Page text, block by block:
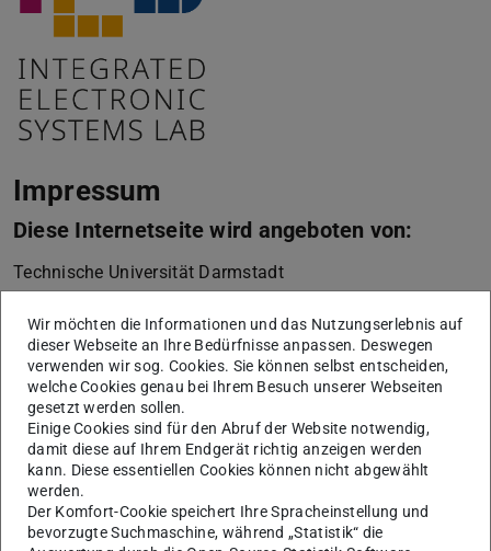
Impressum
Diese Internetseite wird angeboten von:
Technische Universität Darmstadt
64289 Darmstadt
+49 6151 16-01
vertreten durch die Präsidentin der Technischen
Universität Darmstadt, Prof. Dr. Tanja Brühl
Die Technische Universität Darmstadt ist eine
rechtsfähige Körperschaft des öffentlichen Rechts gemäß
§ 1 Abs. 1 i.V.m. § 2 Abs. 1 Nr. 1 HHG (Hessisches
Wir möchten die Informationen und das Nutzungserlebnis auf
dieser Webseite an Ihre Bedürfnisse anpassen. Deswegen
verwenden wir sog. Cookies. Sie können selbst entscheiden,
welche Cookies genau bei Ihrem Besuch unserer Webseiten
gesetzt werden sollen.
Einige Cookies sind für den Abruf der Website notwendig,
damit diese auf Ihrem Endgerät richtig anzeigen werden
kann. Diese essentiellen Cookies können nicht abgewählt
werden.
Der Komfort-Cookie speichert Ihre Spracheinstellung und
bevorzugte Suchmaschine, während „Statistik“ die